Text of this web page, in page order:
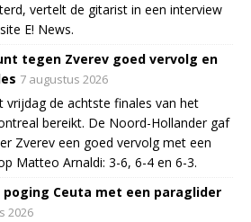
vertelt de gitarist in een interview
E! News.
tegen Zverev goed vervolg en
7 augustus 2026
vrijdag de achtste finales van het
bereikt. De Noord-Hollander gaf
Zverev een goed vervolg met een
Matteo Arnaldi: 3-6, 6-4 en 6-3.
Ceuta met een paraglider
2026